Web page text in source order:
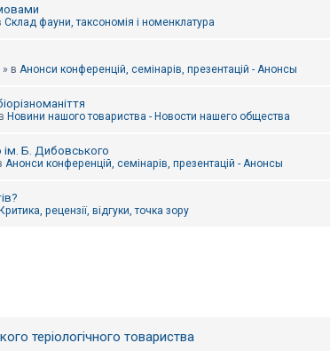
Склад фауни, таксономія і номенклатура
» в Анонси конференцій, семінарів, презентацій - Анонсы
Новини нашого товариства - Новости нашего общества
ім. Б. Дибовського
Анонси конференцій, семінарів, презентацій - Анонсы
Критика, рецензії, відгуки, точка зору
теріологічного товариства